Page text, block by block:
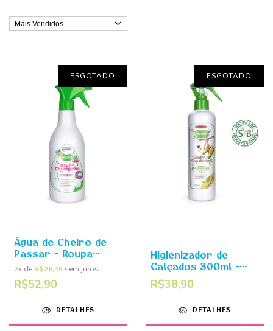
ESGOTADO
Água de Cheiro de
Passar - Roupa
Cheirosinha
Cheirinho de Flor
500ml (Algodão e
2x de R$26,45 sem juros
R$52,90
DETALHES
ESGOTADO
Higienizador de
Calçados 300ml -
Limpa Sapatinhos
Bioclub
R$38,90
DETALHES